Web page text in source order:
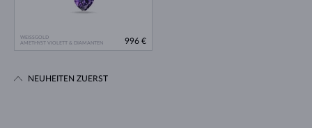
WEISSGOLD
AMETHYST VIOLETT & DIAMANTEN
996 €
NEUHEITEN ZUERST